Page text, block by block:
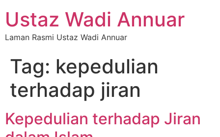
Ustaz Wadi Annuar
Laman Rasmi Ustaz Wadi Annuar
Tag: kepedulian
terhadap jiran
Kepedulian terhadap Jiran